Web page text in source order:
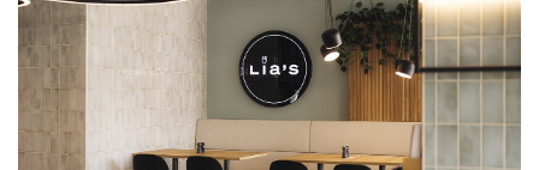
La Biosthétique
Longchamp
Louis Vuitton
Mister Spex